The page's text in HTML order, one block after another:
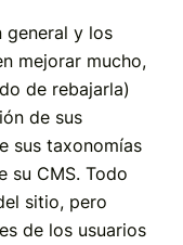
general y los
mejorar mucho,
de rebajarla)
de sus
sus taxonomías
su CMS. Todo
sitio, pero
de los usuarios